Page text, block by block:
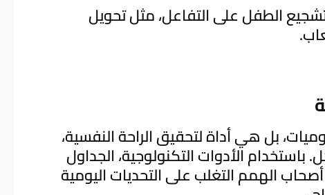
الطفل على التفاعل، مثل تحويل
بل هي أداة لتحقيق الراحة النفسية،
الأدوات التكنولوجية، الجداول
الهمم التغلب على التحديات اليومية